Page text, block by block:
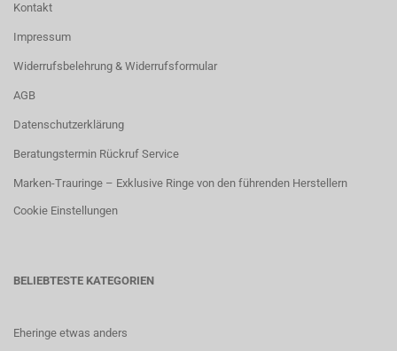
Kontakt
Impressum
Widerrufsbelehrung & Widerrufsformular
AGB
Datenschutzerklärung
Beratungstermin Rückruf Service
Marken-Trauringe – Exklusive Ringe von den führenden Herstellern
Cookie Einstellungen
BELIEBTESTE KATEGORIEN
Eheringe etwas anders